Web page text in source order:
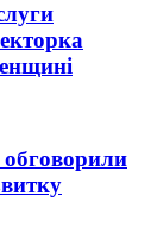
обговорили